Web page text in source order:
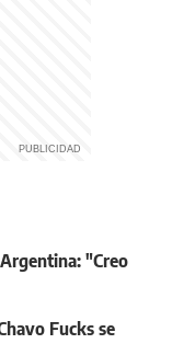
"Creo
Fucks se